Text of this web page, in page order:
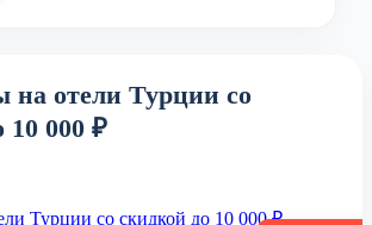
на отели Турции со
10 000 ₽